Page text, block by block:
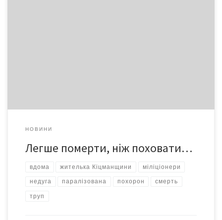
НОВИНИ
Легше померти, ніж поховати…
вдома жителька Кіцманщини міліціонери
недуга паралізована похорон смерть
труп